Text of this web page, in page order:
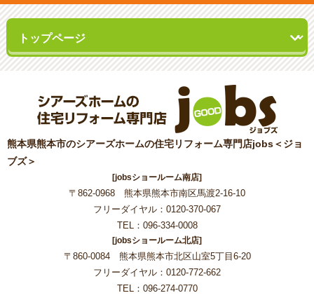
熊本県熊本市のシアーズホームの住宅リフォーム専門店jobs＜ジョ
ブズ＞
[jobsショールーム南店]
〒862-0968 熊本県熊本市南区馬渡2-16-10
フリーダイヤル：0120-370-067
TEL：096-334-0008
[jobsショールーム北店]
〒860-0084 熊本県熊本市北区山室5丁目6-20
フリーダイヤル：0120-772-662
TEL：096-274-0770